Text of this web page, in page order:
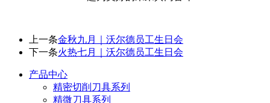
上一条金秋九月｜沃尔德员工生日会
下一条火热七月｜沃尔德员工生日会
产品中心
精密切削刀具系列
精微刀具系列